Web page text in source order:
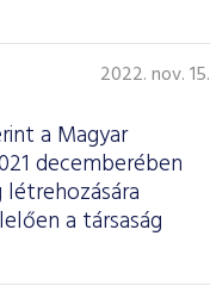
2022. nov. 15.
a Magyar
decemberében
a társaság